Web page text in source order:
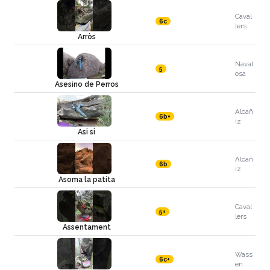
Arròs
6c
Caval
lers
Asesino de Perros
5
Naval
osa
Asi si
6b+
Alcañ
iz
Asoma la patita
6b
Alcañ
iz
Assentament
5+
Caval
lers
6c+
Wass
en